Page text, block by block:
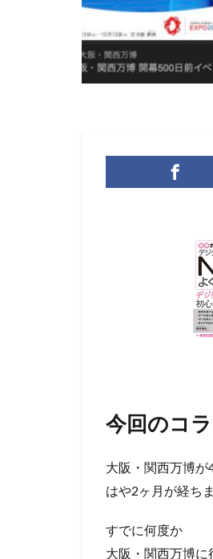
今回のコ
大阪・関西万博が
はや2ヶ月が経ち
すでに何度か
大阪・関西万博に